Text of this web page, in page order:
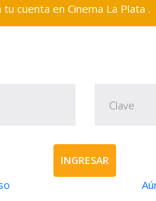
cuenta en Cinema La Plata .
INGRESAR